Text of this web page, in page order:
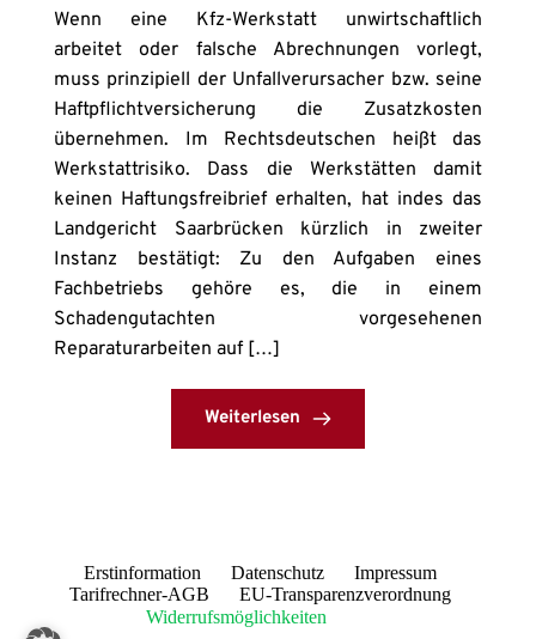
Wenn eine Kfz-Werkstatt unwirtschaftlich
arbeitet oder falsche Abrechnungen vorlegt,
muss prinzipiell der Unfallverursacher bzw. seine
Haftpflichtversicherung die Zusatzkosten
übernehmen. Im Rechtsdeutschen heißt das
Werkstattrisiko. Dass die Werkstätten damit
keinen Haftungsfreibrief erhalten, hat indes das
Landgericht Saarbrücken kürzlich in zweiter
Instanz bestätigt: Zu den Aufgaben eines
Fachbetriebs gehöre es, die in einem
Schadengutachten vorgesehenen
Reparaturarbeiten auf […]
Weiterlesen
Erstinformation Datenschutz
Impressum
Tarifrechner-AGB
EU-Transparenzverordnung
Widerrufsmöglichkeiten